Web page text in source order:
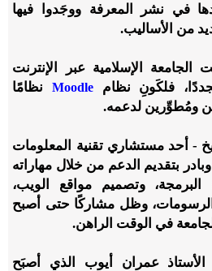
في نشر المعرفة ووجَدوا فيها
من الأساليب.
الجامعة الإسلامية عبر الإنترنت
فلكَونِ نظام Moodle نظامًا
ومُطوِّرين لدعمه.
- أحد مستشاري تقنية المعلومات
بتقديم الدعم من خلال مهاراته
البرمجة، وتصميم مواقع الويب،
الرسومات، وظل مشاركًا حتى أصبح
في الوقت الراهن.
عمران أيوب الذي أصبَح